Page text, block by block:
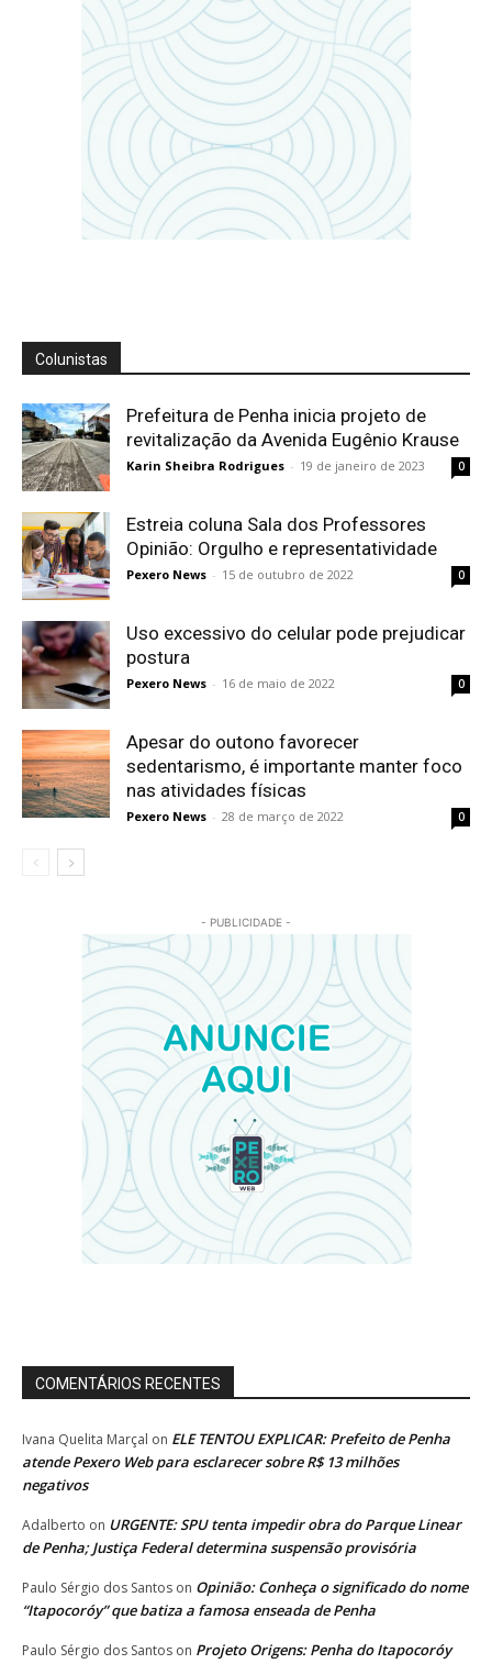
Colunistas
Prefeitura de Penha inicia projeto de
revitalização da Avenida Eugênio Krause
Karin Sheibra Rodrigues - 19 de janeiro de 2023 0
Estreia coluna Sala dos Professores
Opinião: Orgulho e representatividade
Pexero News - 15 de outubro de 2022 0
Uso excessivo do celular pode prejudicar
postura
Pexero News - 16 de maio de 2022 0
Apesar do outono favorecer
sedentarismo, é importante manter foco
nas atividades físicas
Pexero News - 28 de março de 2022 0
- PUBLICIDADE -
COMENTÁRIOS RECENTES
Ivana Quelita Marçal on ELE TENTOU EXPLICAR: Prefeito de Penha
atende Pexero Web para esclarecer sobre R$ 13 milhões
negativos
Adalberto on URGENTE: SPU tenta impedir obra do Parque Linear
de Penha; Justiça Federal determina suspensão provisória
Paulo Sérgio dos Santos on Opinião: Conheça o significado do nome
“Itapocoróy” que batiza a famosa enseada de Penha
Paulo Sérgio dos Santos on Projeto Origens: Penha do Itapocoróy